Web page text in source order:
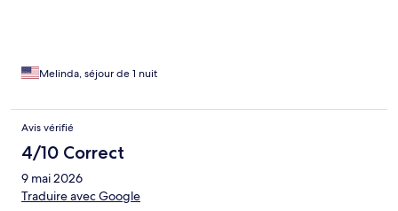
Melinda, séjour de 1 nuit
Avis vérifié
4/10 Correct
9 mai 2026
Traduire avec Google